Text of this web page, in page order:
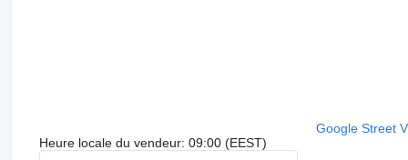
Google Street
Heure locale du vendeur: 09:00 (EEST)